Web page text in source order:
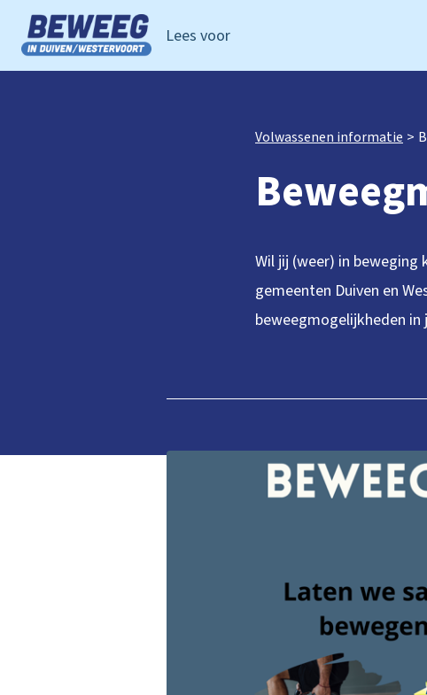
Ga naar de homepage van Beweeg in Duiven Westervoort
Lees voor
Volwassenen informatie
Wil jij (weer) in beweging
gemeenten Duiven en
beweegmogelijkheden